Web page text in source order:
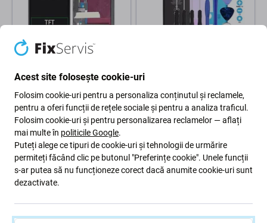
Apple
iPhone 11, Sticlă tactilă cu
ramă
94 Lei
ÎN STOC 10+ buc
Unelte, FixPremium
74 Lei
AȘTEAPTĂ 2 buc,
Acest site folosește cookie-uri
Folosim cookie-uri pentru a personaliza conținutul și reclamele,
pentru a oferi funcții de rețele sociale și pentru a analiza traficul.
Folosim cookie-uri și pentru personalizarea reclamelor — aflați
mai multe în politicile Google.
Puteți alege ce tipuri de cookie-uri și tehnologii de urmărire
permiteți făcând clic pe butonul "Preferințe cookie". Unele funcții
s-ar putea să nu funcționeze corect dacă anumite cookie-uri sunt
dezactivate.